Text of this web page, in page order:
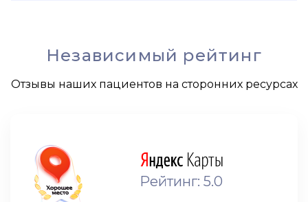
Независимый рейтинг
Отзывы наших пациентов на сторонних ресурсах
Рейтинг: 5.0